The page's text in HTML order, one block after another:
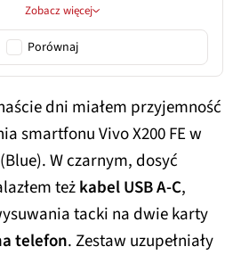
Zobacz więcej
Porównaj
dni miałem przyjemność
smartfonu Vivo X200 FE w
(Blue). W czarnym, dosyć
teżkabel USB A-C,
tacki na dwie karty
telefon. Zestaw uzupełniały